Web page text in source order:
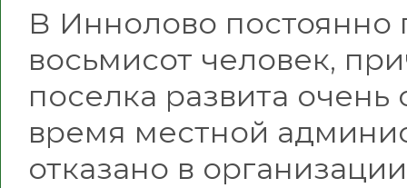
В Иннолово
восьмисот человек,
поселка развита
время местной
отказано в